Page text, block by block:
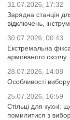
31.07.2026, 17:32
Зарядна станція
відключень,
30.07.2026, 00:43
Екстремальна
армованого скотчу
28.07.2026, 14:08
Особливості
25.07.2026, 16:59
Стільці для кухні:
помилитися з